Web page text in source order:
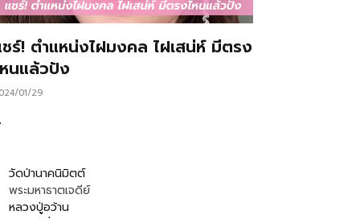
ร์! ตำแหน่งไฝมงคล ไฝเสน่ห์ มีตรง
นแล้วปัง
01/29
วัดป่านาคนิมิตต์
พระมหาธาตเจดีย์
หลวงปู่อว้าน